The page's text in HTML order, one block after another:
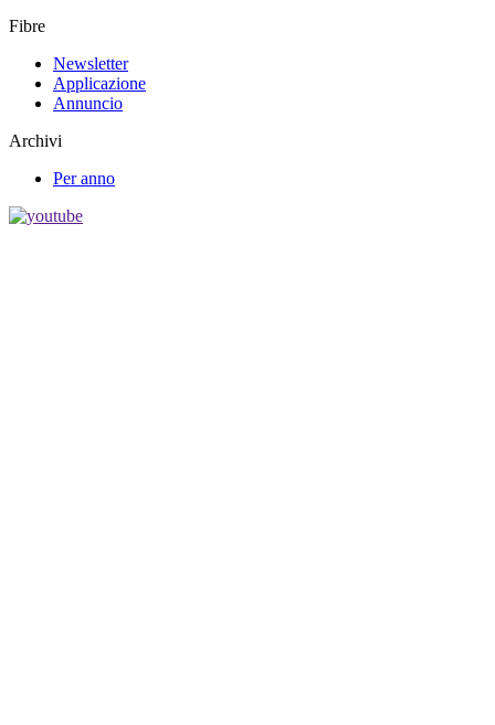
Fibre
Newsletter
Applicazione
Annuncio
Archivi
Per anno